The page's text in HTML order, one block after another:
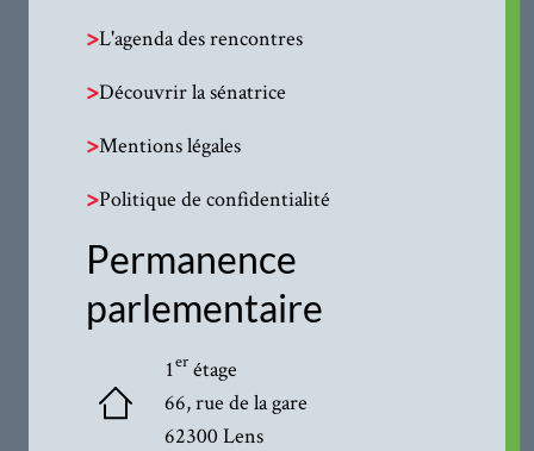
>L'agenda des rencontres
>Découvrir la sénatrice
>Mentions légales
>Politique de confidentialité
Permanence
parlementaire
1erétage
66, rue de la gare
62300 Lens